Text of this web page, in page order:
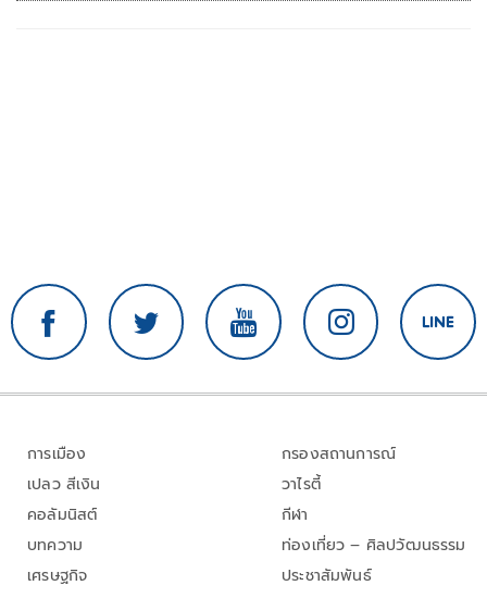
การเมือง
เปลว สีเงิน
คอลัมนิสต์
บทความ
เศรษฐกิจ
กรองสถานการณ์
วาไรตี้
กีฬา
ท่องเที่ยว – ศิลปวัฒนธรรม
ประชาสัมพันธ์